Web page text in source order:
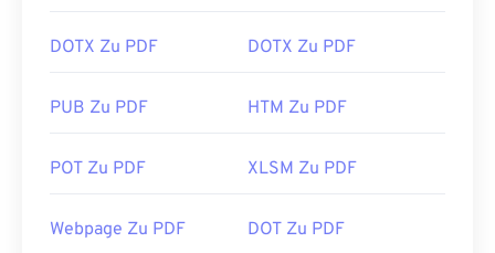
DOTX Zu PDF DOTX Zu PDF
PUB Zu PDF HTM Zu PDF
POT Zu PDF XLSM Zu PDF
Webpage Zu PDF DOT Zu PDF